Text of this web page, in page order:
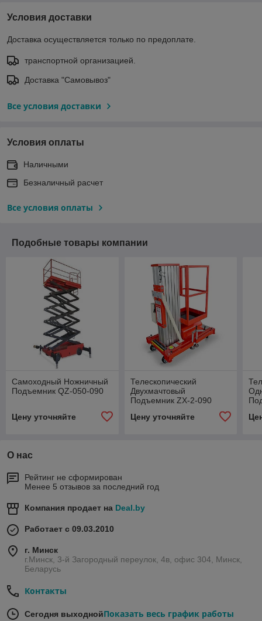
Условия доставки
Доставка осуществляется только по предоплате.
транспортной организацией.
Доставка "Самовывоз"
Все условия доставки
Условия оплаты
Наличными
Безналичный расчет
Все условия оплаты
Подобные товары компании
Самоходный Ножничный
Подъемник QZ-050-090
Цену уточняйте
Телескопический
Двухмачтовый
Подъемник ZX-2-090
Цену уточняйте
О нас
Рейтинг не сформирован
Менее 5 отзывов за последний год
Компания продает на Deal.by
Работает с 09.03.2010
г. Минск
г.Минск, 3-й Загородный переулок, 4в, офис 304, Минск,
Беларусь
Контакты
Сегодня выходнойПоказать весь график работы